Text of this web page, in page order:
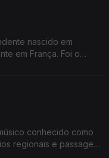
nascido em
em França. Foi o
conhecido como
regionais e passagem